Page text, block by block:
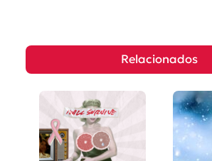
Relacionados